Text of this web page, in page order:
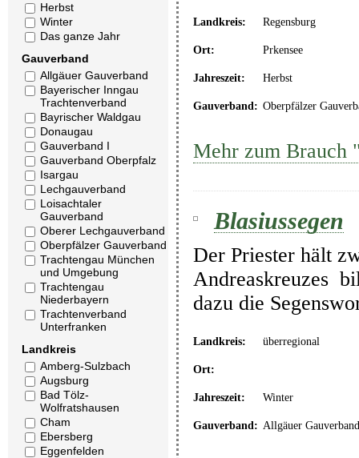
Herbst
Winter
Das ganze Jahr
Gauverband
Allgäuer Gauverband
Bayerischer Inngau
Trachtenverband
Bayrischer Waldgau
Donaugau
Gauverband I
Gauverband Oberpfalz
Isargau
Lechgauverband
Loisachtaler
Gauverband
Oberer Lechgauverband
Oberpfälzer Gauverband
Trachtengau München
und Umgebung
Trachtengau
Niederbayern
Trachtenverband
Unterfranken
Landkreis
Amberg-Sulzbach
Augsburg
Bad Tölz-
Wolfratshausen
Cham
Ebersberg
Eggenfelden
Landkreis: Regensburg
Ort: Prkensee
Jahreszeit: Herbst
Gauverband: Oberpfälzer
Mehr zum
Blasiussegen
Der Priester hält
Andreaskreuzes
dazu die
Landkreis: überregional
Ort:
Jahreszeit: Winter
Gauverband: Allgäuer Gauverband